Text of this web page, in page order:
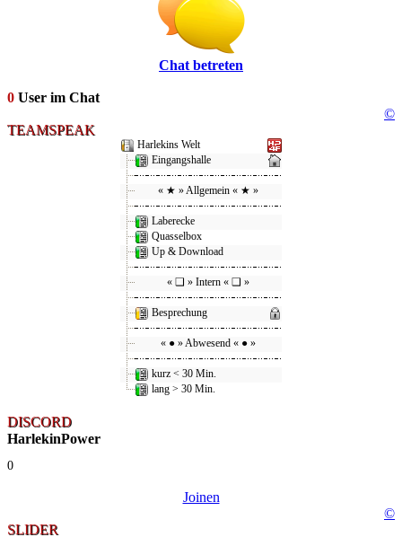
Chat betreten
0 User im Chat
©
TEAMSPEAK
Harlekins Welt
Eingangshalle
« ★ » Allgemein « ★ »
Laberecke
Quasselbox
Up & Download
« ❑ » Intern « ❑ »
Besprechung
« ● » Abwesend « ● »
kurz < 30 Min.
lang > 30 Min.
DISCORD
HarlekinPower
0
Joinen
©
SLIDER